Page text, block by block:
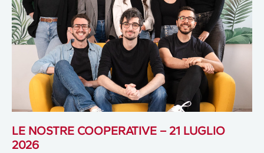
LE NOSTRE COOPERATIVE – 21 LUGLIO
2026